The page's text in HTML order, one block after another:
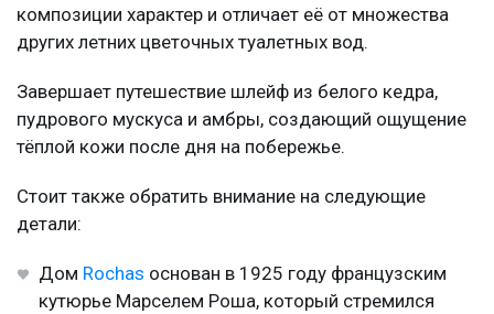
композиции характер и отличает её от множества
других летних цветочных туалетных вод.
Завершает путешествие шлейф из белого кедра,
пудрового мускуса и амбры, создающий ощущение
тёплой кожи после дня на побережье.
Стоит также обратить внимание на следующие
детали:
Дом Rochas основан в 1925 году французским
кутюрье Марселем Роша, который стремился